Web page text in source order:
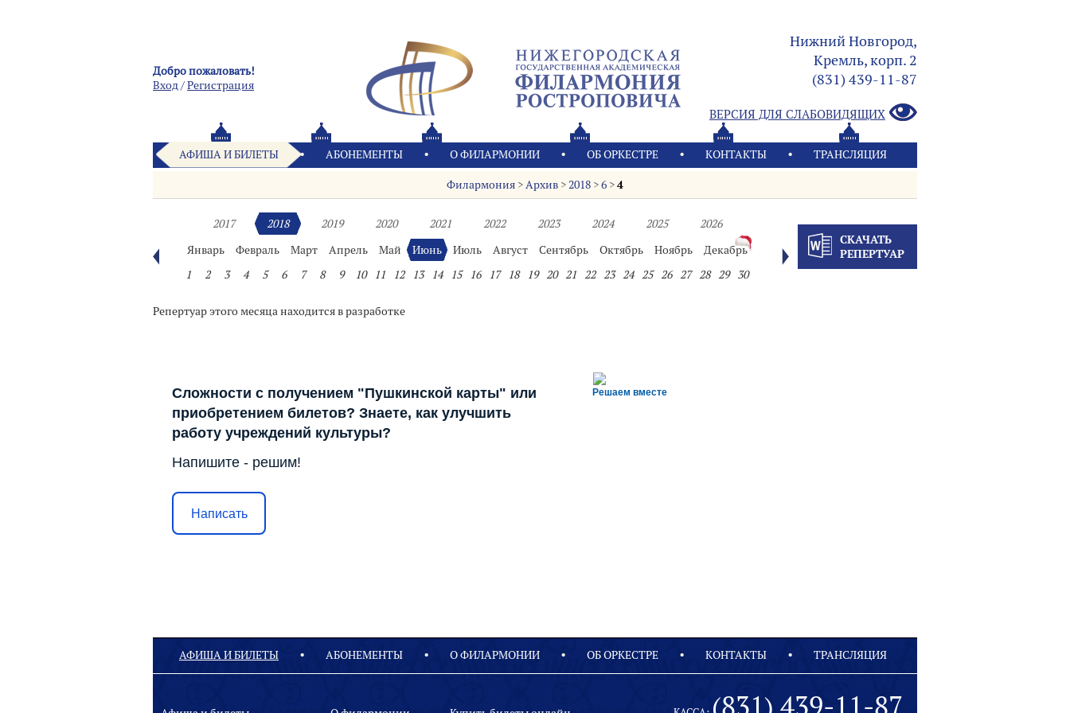
Добро пожаловать!
Вход/Pегистрация
Нижний Новгород,
Кремль, корп. 2
(831) 439-11-87
ВЕРСИЯ ДЛЯ СЛАБОВИДЯЩИХ
АФИША И БИЛЕТЫ АБОНЕМЕНТЫ О ФИЛАРМОНИИ OБ ОРКЕСТРЕ КОНТАКТЫ ТРАНСЛЯЦИЯ
Филармония >Архив >2018 >6 >4
2017 2018 2019 2020 2021 2022 2023 2024 2025
2026
Январь
Февраль Март Апрель Май Июнь Июль Август Сентябрь Октябрь Ноябрь
Декабрь
1
2 3 4 5 6 7 8 9 10 11 12 13 14 15 16 17 18 19 20 21 22 23 24 25 26 27 28 29 30
СКАЧАТЬ
РЕПЕРТУАР
Репертуар этого месяца находится в разработке
Решаем вместе
Сложности с получением "Пушкинской карты" или
приобретением билетов? Знаете, как улучшить
работу учреждений культуры?
Напишите - решим!
Написать
АФИША И БИЛЕТЫ АБОНЕМЕНТЫ О ФИЛАРМОНИИ OБ ОРКЕСТРЕ КОНТАКТЫ ТРАНСЛЯЦИЯ